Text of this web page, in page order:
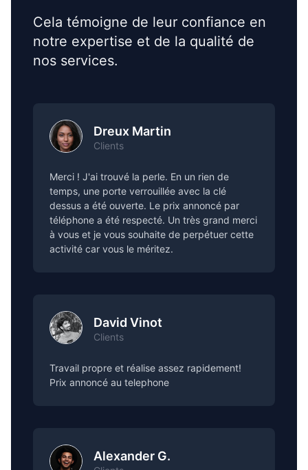
Cela témoigne de leur confiance en
notre expertise et de la qualité de
nos services.
Dreux Martin
Clients
Merci ! J'ai trouvé la perle. En un rien de
temps, une porte verrouillée avec la clé
dessus a été ouverte. Le prix annoncé par
téléphone a été respecté. Un très grand merci
à vous et je vous souhaite de perpétuer cette
activité car vous le méritez.
David Vinot
Clients
Travail propre et réalise assez rapidement!
Prix annoncé au telephone
Alexander G.